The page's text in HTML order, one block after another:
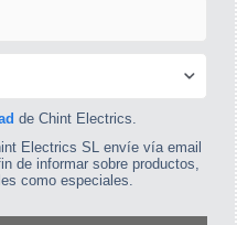
de Chint Electrics.
Electrics SL envíe vía email
de informar sobre productos,
como especiales.